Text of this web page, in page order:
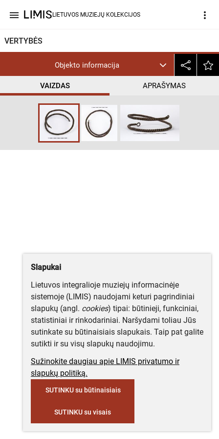
menu LIETUVOS MUZIEJŲ KOLEKCIJOS more_vert
VERTYBĖS
Objekto informacija
VAIZDAS APRAŠYMAS
Slapukai
Lietuvos integralioje muziejų informacinėje
sistemoje (LIMIS) naudojami keturi pagrindiniai
slapukų (angl. cookies) tipai: būtinieji, funkciniai,
statistiniai ir rinkodariniai. Naršydami toliau Jūs
sutinkate su būtinaisiais slapukais. Taip pat galite
sutikti ir su visų slapukų naudojimu.
Sužinokite daugiau apie LIMIS privatumo ir
slapukų politiką.
SUTINKU su būtinaisiais
SUTINKU su visais